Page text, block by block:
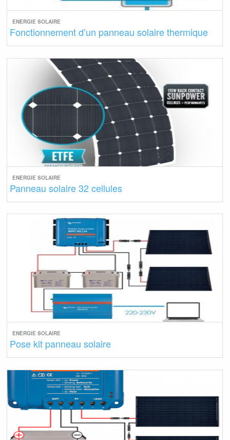
ENERGIE SOLAIRE
Fonctionnement d’un panneau solaire thermique
ENERGIE SOLAIRE
Panneau solaire 32 cellules
ENERGIE SOLAIRE
Pose kit panneau solaire